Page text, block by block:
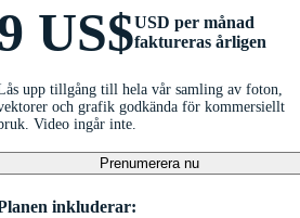
US$USD per månad
faktureras årligen
upp tillgång till hela vår samling av foton,
och grafik godkända för kommersiellt
Video ingår inte.
Prenumerera nu
inkluderar: